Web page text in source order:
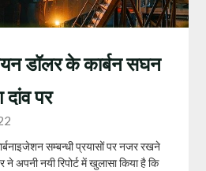
डॉलर के कार्बन सघन
दांव पर
सम्‍बन्‍धी प्रयासों पर नजर रखने
ने अपनी नयी रिपोर्ट में खुलासा किया है कि